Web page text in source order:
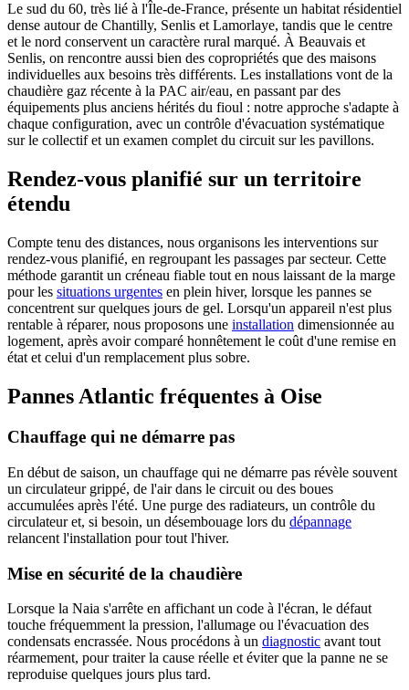
Le sud du 60, très lié à l'Île-de-France, présente un habitat résidentiel
dense autour de Chantilly, Senlis et Lamorlaye, tandis que le centre
et le nord conservent un caractère rural marqué. À Beauvais et
Senlis, on rencontre aussi bien des copropriétés que des maisons
individuelles aux besoins très différents. Les installations vont de la
chaudière gaz récente à la PAC air/eau, en passant par des
équipements plus anciens hérités du fioul : notre approche s'adapte à
chaque configuration, avec un contrôle d'évacuation systématique
sur le collectif et un examen complet du circuit sur les pavillons.
Rendez-vous planifié sur un territoire
étendu
Compte tenu des distances, nous organisons les interventions sur
rendez-vous planifié, en regroupant les passages par secteur. Cette
méthode garantit un créneau fiable tout en nous laissant de la marge
pour les situations urgentes en plein hiver, lorsque les pannes se
concentrent sur quelques jours de gel. Lorsqu'un appareil n'est plus
rentable à réparer, nous proposons une installation dimensionnée au
logement, après avoir comparé honnêtement le coût d'une remise en
état et celui d'un remplacement plus sobre.
Pannes Atlantic fréquentes à Oise
Chauffage qui ne démarre pas
En début de saison, un chauffage qui ne démarre pas révèle souvent
un circulateur grippé, de l'air dans le circuit ou des boues
accumulées après l'été. Une purge des radiateurs, un contrôle du
circulateur et, si besoin, un désembouage lors du dépannage
relancent l'installation pour tout l'hiver.
Mise en sécurité de la chaudière
Lorsque la Naia s'arrête en affichant un code à l'écran, le défaut
touche fréquemment la pression, l'allumage ou l'évacuation des
condensats encrassée. Nous procédons à un diagnostic avant tout
réarmement, pour traiter la cause réelle et éviter que la panne ne se
reproduise quelques jours plus tard.